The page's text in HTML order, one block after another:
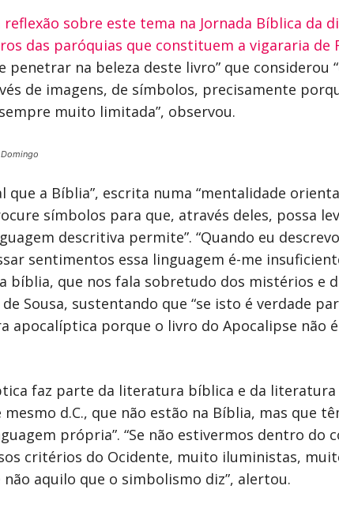
reflexão sobre este tema na Jornada Bíblica da
das paróquias que constituem a vigararia de
na beleza deste livro” que considerou
de imagens, de símbolos, precisamente
muito limitada”, observou.
a Bíblia”, escrita numa “mentalidade
símbolos para que, através deles, possa
descritiva permite”. “Quando eu
sentimentos essa linguagem é-me
bíblia, que nos fala sobretudo dos mistérios e
Sousa, sustentando que “se isto é verdade
porque o livro do Apocalipse não
faz parte da literatura bíblica e da
mesmo d.C., que não estão na Bíblia, mas que
própria”. “Se não estivermos dentro do
critérios do Ocidente, muito iluministas,
aquilo que o simbolismo diz”, alertou.